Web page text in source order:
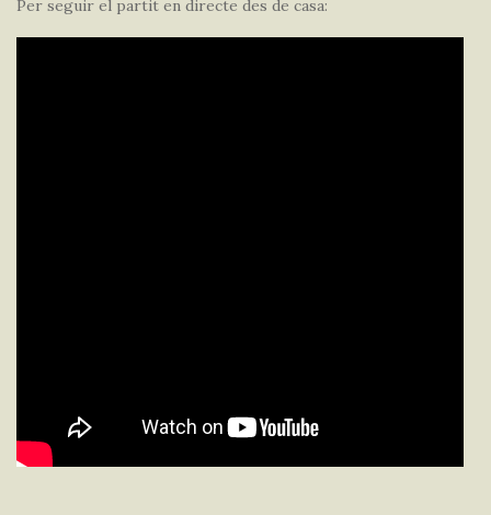
Per seguir el partit en directe des de casa: